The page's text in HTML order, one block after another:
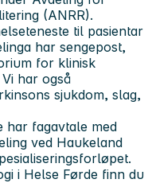
(ANRR).
til pasientar
har sengepost,
for klinisk
har også
sjukdom, slag,
har fagavtale med
ved Haukeland
i Helse Førde finn du